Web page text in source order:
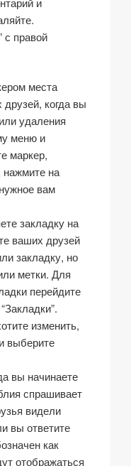
с правой
места
когда вы
удаления
меню и
маркер,
нажмите на
вам
закладку на
ваших друзей
закладку, но
метки. Для
перейдите
изменить,
выберите
вы начинаете
спрашивает
видели
вы ответите
как
отображаться